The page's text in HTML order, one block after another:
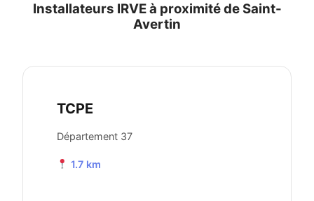
Installateurs IRVE à proximité de Saint-
Avertin
TCPE
Département 37
1.7 km